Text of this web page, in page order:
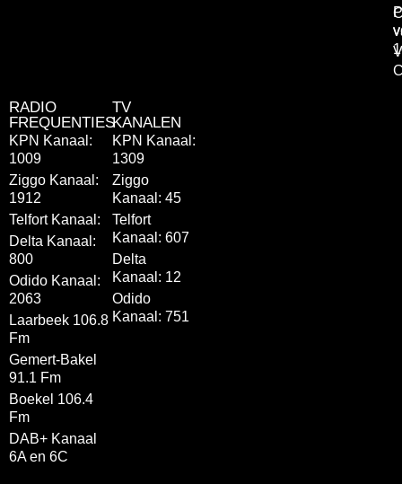
RADIO
FREQUENTIES
KPN Kanaal:
1009
Ziggo Kanaal:
1912
Telfort Kanaal:
Delta Kanaal:
800
Odido Kanaal:
2063
Laarbeek 106.8
Fm
Gemert-Bakel
91.1 Fm
Boekel 106.4
Fm
DAB+ Kanaal
6A en 6C
TV
KANALEN
KPN Kanaal:
1309
Ziggo
Kanaal: 45
Telfort
Kanaal: 607
Delta
Kanaal: 12
Odido
Kanaal: 751